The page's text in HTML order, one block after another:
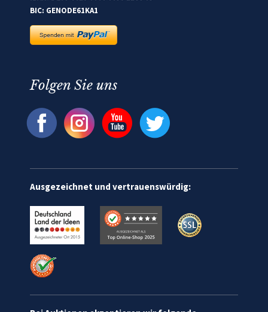
BIC: GENODE61KA1
Folgen Sie uns
Ausgezeichnet und vertrauenswürdig: